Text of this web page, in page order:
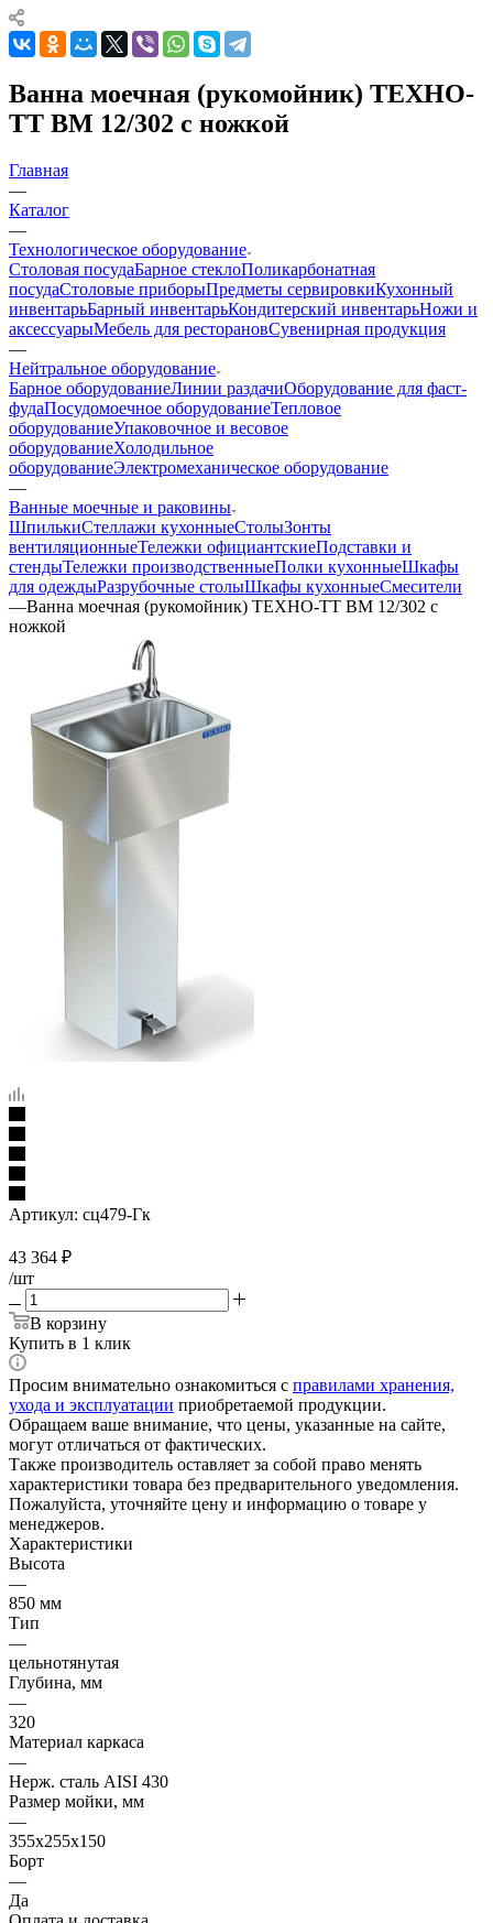
Ванна моечная (рукомойник) ТЕХНО-
ТТ ВМ 12/302 с ножкой
Главная
—
Каталог
—
Технологическое оборудование
Столовая посудаБарное стеклоПоликарбонатная
посудаСтоловые приборыПредметы сервировкиКухонный
инвентарьБарный инвентарьКондитерский инвентарьНожи и
аксессуарыМебель для ресторановСувенирная продукция
—
Нейтральное оборудование
Барное оборудованиеЛинии раздачиОборудование для фаст-
фудаПосудомоечное оборудованиеТепловое
оборудованиеУпаковочное и весовое
оборудованиеХолодильное
оборудованиеЭлектромеханическое оборудование
—
Ванные моечные и раковины
ШпилькиСтеллажи кухонныеСтолыЗонты
вентиляционныеТележки официантскиеПодставки и
стендыТележки производственныеПолки кухонныеШкафы
для одеждыРазрубочные столыШкафы кухонныеСмесители
—Ванна моечная (рукомойник) ТЕХНО-ТТ ВМ 12/302 с
ножкой
Артикул: сц479-Гк
43 364 ₽
/шт
В корзину
Купить в 1 клик
Просим внимательно ознакомиться с правилами хранения,
ухода и эксплуатации приобретаемой продукции.
Обращаем ваше внимание, что цены, указанные на сайте,
могут отличаться от фактических.
Также производитель оставляет за собой право менять
характеристики товара без предварительного уведомления.
Пожалуйста, уточняйте цену и информацию о товаре у
менеджеров.
Характеристики
Высота
—
850 мм
Тип
—
цельнотянутая
Глубина, мм
—
320
Материал каркаса
—
Нерж. сталь AISI 430
Размер мойки, мм
—
355х255х150
Борт
—
Да